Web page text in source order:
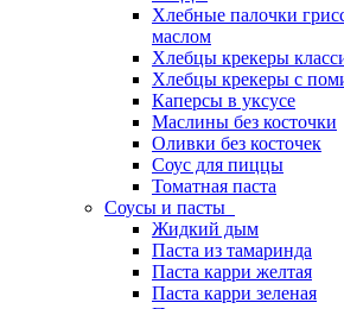
Хлебные палочки
маслом
Хлебцы крекеры
Хлебцы крекеры с
Каперсы в уксусе
Маслины без косточки
Оливки без косточек
Соус для пиццы
Томатная паста
Соусы и пасты
Жидкий дым
Паста из тамаринда
Паста карри желтая
Паста карри зеленая